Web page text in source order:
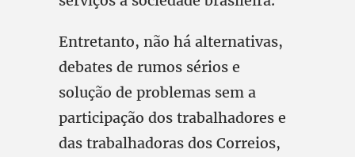
Entretanto, não há alternativas,
debates de rumos sérios e
solução de problemas sem a
participação dos trabalhadores e
das trabalhadoras dos Correios,